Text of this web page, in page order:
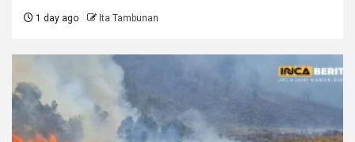
1 day ago Ita Tambunan